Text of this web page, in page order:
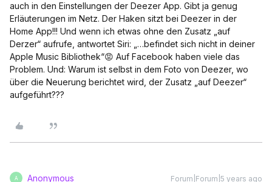
auch in den Einstellungen der Deezer App. Gibt ja genug
Erläuterungen im Netz. Der Haken sitzt bei Deezer in der
Home App!!! Und wenn ich etwas ohne den Zusatz „auf
Derzer“ aufrufe, antwortet Siri: „…befindet sich nicht in deiner
Apple Music Bibliothek“😡 Auf Facebook haben viele das
Problem. Und: Warum ist selbst in dem Foto von Deezer, wo
über die Neuerung berichtet wird, der Zusatz „auf Deezer“
aufgeführt???
A Anonymous Forum|Forum|5 years ago